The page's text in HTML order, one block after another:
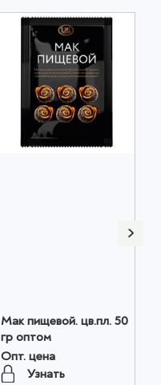
Мак пищевой. цв.пл. 50
гр оптом
Опт. цена
Узнать